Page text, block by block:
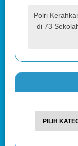
Polri
di 73